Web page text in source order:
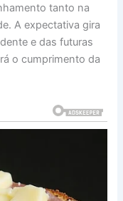
tanto na
A expectativa gira
e das futuras
o cumprimento da